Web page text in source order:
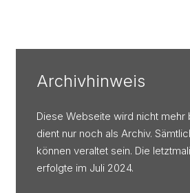
Archivhinweis
Diese Webseite wird nicht mehr
dient nur noch als Archiv.
können veraltet sein. Die
erfolgte im Juli 2024.